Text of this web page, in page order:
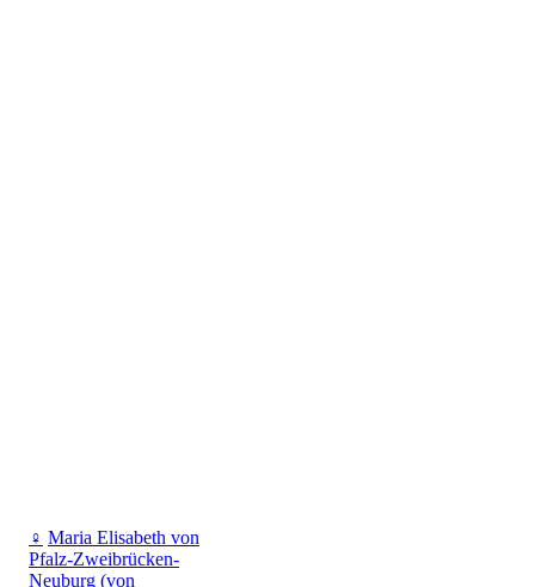
♀ Maria Elisabeth von
Pfalz-Zweibrücken-
Neuburg (von